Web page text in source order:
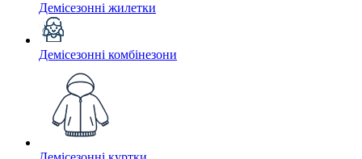
Демісезонні жилетки
Демісезонні комбінезони